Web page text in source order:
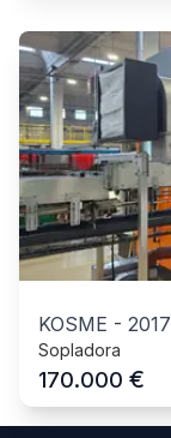
KOSME - 2017
Sopladora
170.000 €